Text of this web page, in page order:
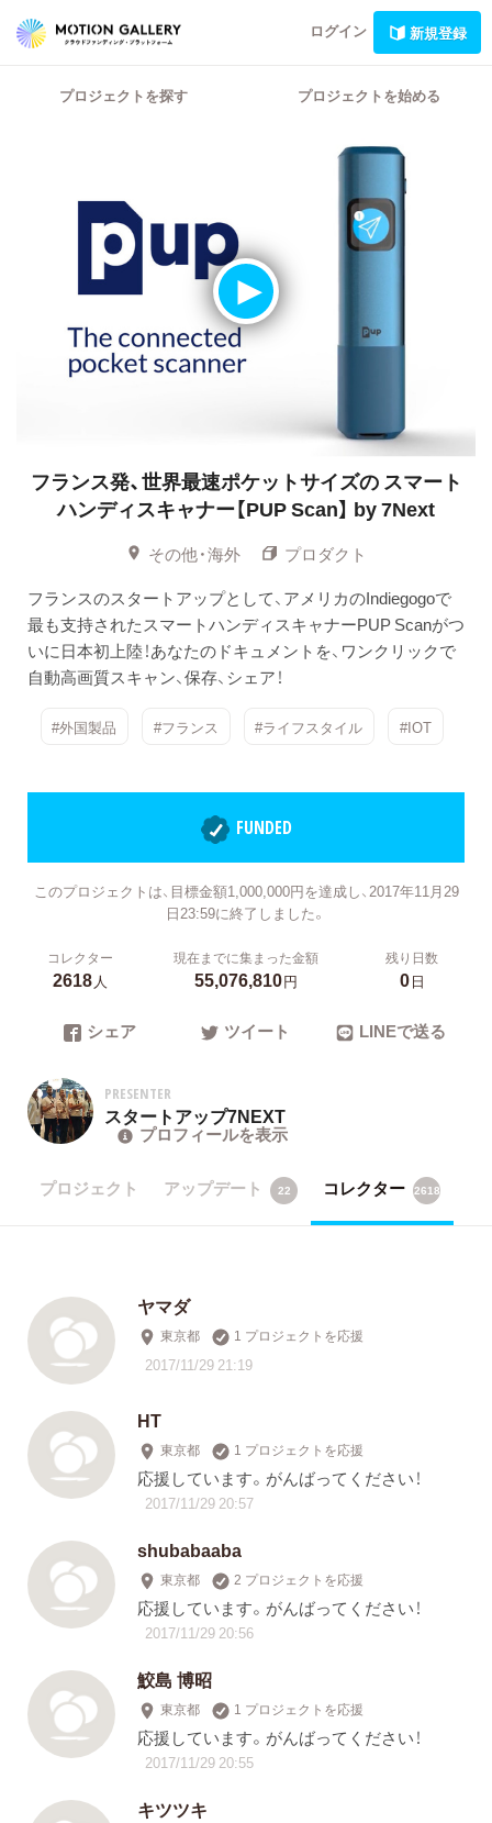
ログイン 新規登録
プロジェクトを探す プロジェクトを始める
フランス発、世界最速ポケットサイズのスマート
ハンディスキャナー【PUP Scan】 by 7Next
その他・海外
プロダクト
フランスのスタートアップとして、アメリカのIndiegogoで
最も支持されたスマートハンディスキャナーPUP Scanがつ
いに日本初上陸！あなたのドキュメントを、ワンクリックで
自動高画質スキャン、保存、シェア！
#外国製品 #フランス #ライフスタイル #IOT
FUNDED
このプロジェクトは、目標金額1,000,000円を達成し、2017年11月29
日23:59に終了しました。
コレクター
2618人
現在までに集まった金額
55,076,810円
残り日数
0日
シェア ツイート LINEで送る
PRESENTER
スタートアップ7NEXT
プロフィールを表示
プロジェクト アップデート 22 コレクター 2618
ヤマダ
東京都 1 プロジェクトを応援
2017/11/29 21:19
HT
東京都 1 プロジェクトを応援
応援しています。がんばってください！
2017/11/29 20:57
shubabaaba
東京都 2 プロジェクトを応援
応援しています。がんばってください！
2017/11/29 20:56
鮫島 博昭
東京都 1 プロジェクトを応援
応援しています。がんばってください！
2017/11/29 20:55
キツツキ